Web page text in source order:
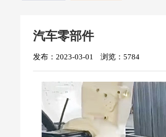
汽车零部件
发布：2023-03-01 浏览：5784